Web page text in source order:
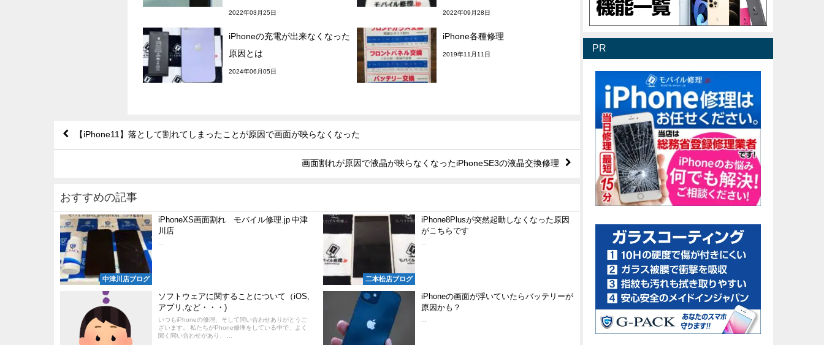
2022年03月25日 2022年09月28日
iPhoneの充電が出来なくなった
原因とは
2024年06月05日
iPhone各種修理
2019年11月11日
【iPhone11】落として割れてしまったことが原因で画面が映らなくなった
画面割れが原因で液晶が映らなくなったiPhoneSE3の液晶交換修理
おすすめの記事
中津川店ブログ
iPhoneXS画面割れ モバイル修理.jp 中津
川店
二本松店ブログ
iPhone8Plusが突然起動しなくなった原因
がこちらです
ソフトウェアに関することについて（iOS,
アプリ,など・・・)
いつもiPhoneの修理、そして問い合わせありがとうご
ざいます。 私たちがPhone修理をしている中で、よく
聞く問い合わせがあり、 ...
iPhoneの画面が浮いていたらバッテリーが
原因かも？
PR